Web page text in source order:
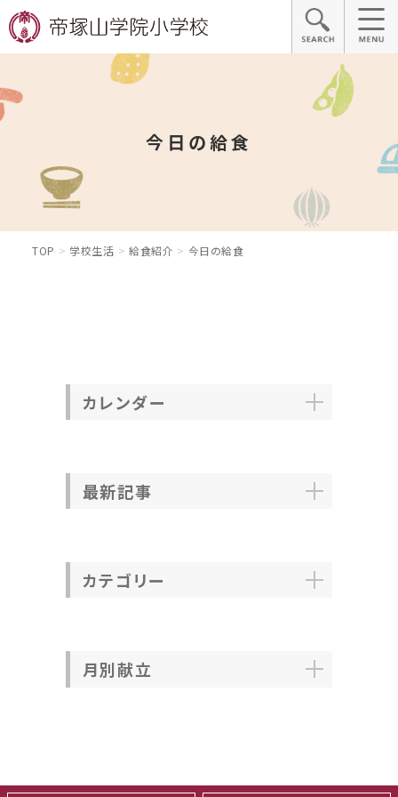
今日の給食
TOP 学校生活 給食紹介 今日の給食
カレンダー
最新記事
カテゴリー
月別献立